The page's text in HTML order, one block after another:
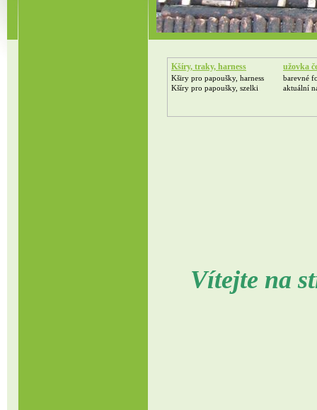
Kšíry, traky, harness
Kširy pro papoušky, harness
Kšíry pro papoušky, szelki
užovka
barevné
aktuální
Vítejte na